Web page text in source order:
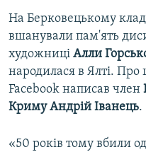
На Берковецькому
вшанували пам'ять
художниці Алли
народилася в Ялті. Про
Facebook написав член
Криму Андрій Іванець.
«50 років тому вбили